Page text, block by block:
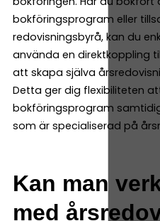
bokföringsprogram eller
redovisningsbyrå, kan du
använda en direktkoppling
att skapa själva
Detta ger dig flexibiliteten
bokföringsprogram
som är specialiserad på
Kan man
med